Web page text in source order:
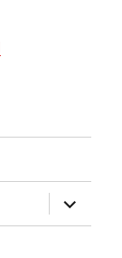
прошири
изборник
дете